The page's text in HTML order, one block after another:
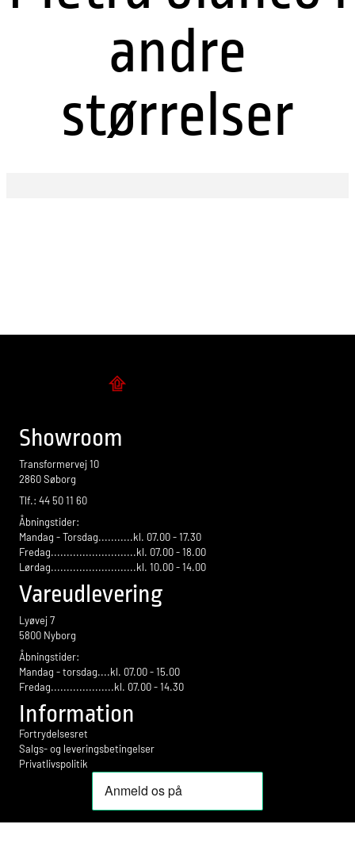
andre
størrelser
Showroom
Transformervej 10
2860 Søborg
Tlf.: 44 50 11 60
Åbningstider:
Mandag - Torsdag...........kl. 07.00 - 17.30
Fredag...........................kl. 07.00 - 18.00
Lørdag...........................kl. 10.00 - 14.00
Vareudlevering
Lyøvej 7
5800 Nyborg
Åbningstider:
Mandag - torsdag....kl. 07.00 - 15.00
Fredag....................kl. 07.00 - 14.30
Information
Fortrydelsesret
Salgs- og leveringsbetingelser
Privatlivspolitik